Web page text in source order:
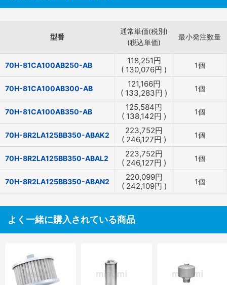
型番
通常単価(税別)
(税込単価)
最小発注数量
70H-81CA100AB250-AB 118,251円
( 130,076円 ) 1個
70H-81CA100AB300-AB 121,166円
( 133,283円 ) 1個
70H-81CA100AB350-AB 125,584円
( 138,142円 ) 1個
70H-8R2LA125BB350-ABAK2 223,752円
( 246,127円 ) 1個
70H-8R2LA125BB350-ABAL2 223,752円
( 246,127円 ) 1個
70H-8R2LA125BB350-ABAN2 220,099円
( 242,109円 ) 1個
よく一緒に購入されている商品